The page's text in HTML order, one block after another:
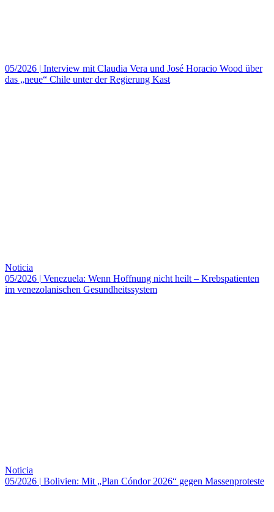
05/2026 | Interview mit Claudia Vera und José Horacio Wood über
das „neue“ Chile unter der Regierung Kast
Noticia
05/2026 | Venezuela: Wenn Hoffnung nicht heilt – Krebspatienten
im venezolanischen Gesundheitssystem
Noticia
05/2026 | Bolivien: Mit „Plan Cóndor 2026“ gegen Massenproteste